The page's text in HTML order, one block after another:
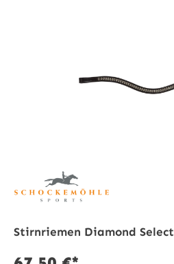
Stirnriemen Diamond Select